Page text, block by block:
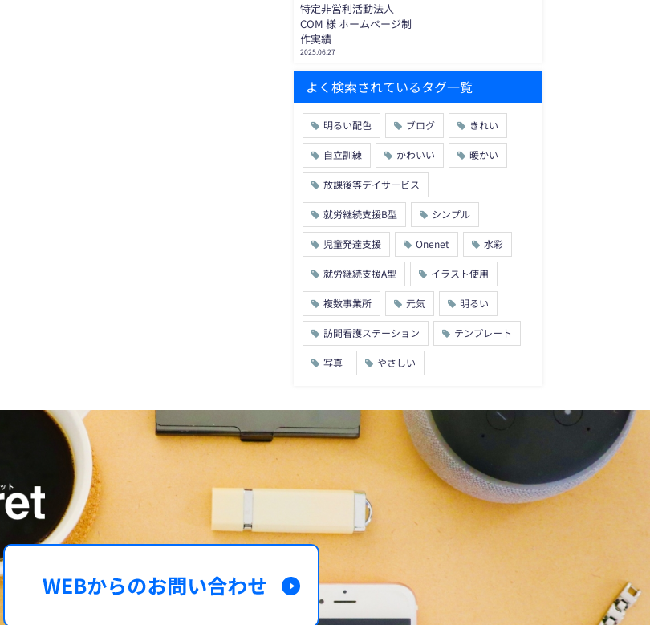
特定非営利活動法人
COM 様 ホームページ制
作実績
2025.06.27
よく検索されているタグ一覧
明るい配色 ブログ きれい
自立訓練 かわいい 暖かい
放課後等デイサービス
就労継続支援B型 シンプル
児童発達支援 Onenet 水彩
就労継続支援A型 イラスト使用
複数事業所 元気 明るい
訪問看護ステーション テンプレート
写真 やさしい